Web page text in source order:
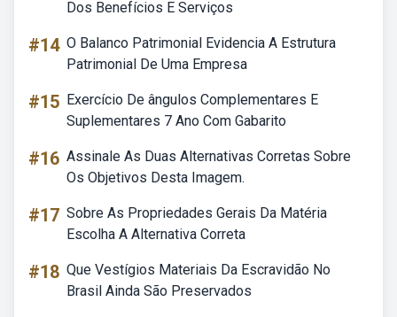
Dos Benefícios E Serviços
#14 O Balanco Patrimonial Evidencia A Estrutura
Patrimonial De Uma Empresa
#15 Exercício De ângulos Complementares E
Suplementares 7 Ano Com Gabarito
#16 Assinale As Duas Alternativas Corretas Sobre
Os Objetivos Desta Imagem.
#17 Sobre As Propriedades Gerais Da Matéria
Escolha A Alternativa Correta
#18 Que Vestígios Materiais Da Escravidão No
Brasil Ainda São Preservados